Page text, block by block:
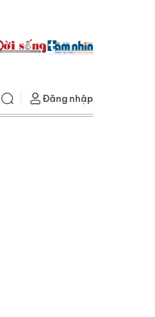
Đăng nhập